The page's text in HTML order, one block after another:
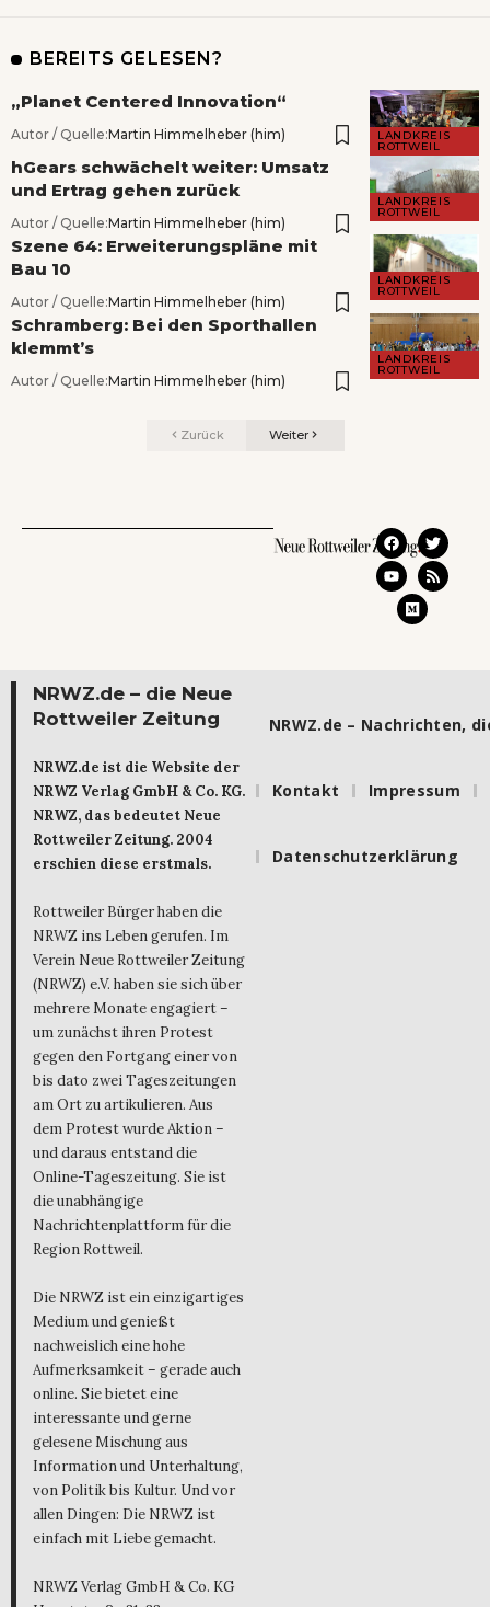
BEREITS GELESEN?
LANDKREIS
ROTTWEIL
„Planet Centered Innovation“
Autor / Quelle:Martin Himmelheber (him)
LANDKREIS
ROTTWEIL
hGears schwächelt weiter: Umsatz
und Ertrag gehen zurück
Autor / Quelle:Martin Himmelheber (him)
LANDKREIS
ROTTWEIL
Szene 64: Erweiterungspläne mit
Bau 10
Autor / Quelle:Martin Himmelheber (him)
LANDKREIS
ROTTWEIL
Schramberg: Bei den Sporthallen
klemmt’s
Autor / Quelle:Martin Himmelheber (him)
Zurück Weiter
NRWZ.de – die Neue
Rottweiler Zeitung
NRWZ.de ist die Website der
NRWZ Verlag GmbH & Co. KG.
NRWZ, das bedeutet Neue
Rottweiler Zeitung. 2004
erschien diese erstmals.
Rottweiler Bürger haben die
NRWZ ins Leben gerufen. Im
Verein Neue Rottweiler Zeitung
(NRWZ) e.V. haben sie sich über
mehrere Monate engagiert –
um zunächst ihren Protest
gegen den Fortgang einer von
bis dato zwei Tageszeitungen
am Ort zu artikulieren. Aus
dem Protest wurde Aktion –
und daraus entstand die
Online-Tageszeitung. Sie ist
die unabhängige
Nachrichtenplattform für die
Region Rottweil.
Die NRWZ ist ein einzigartiges
Medium und genießt
nachweislich eine hohe
Aufmerksamkeit – gerade auch
online. Sie bietet eine
interessante und gerne
gelesene Mischung aus
Information und Unterhaltung,
von Politik bis Kultur. Und vor
allen Dingen: Die NRWZ ist
einfach mit Liebe gemacht.
NRWZ Verlag GmbH & Co. KG
NRWZ.de – Nachrichten,
Kontakt Impressum
Datenschutzerklärung